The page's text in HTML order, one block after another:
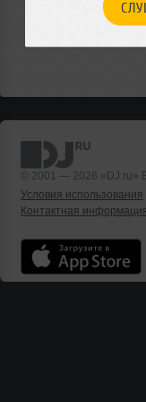
© 2001 — 2026 «DJ.ru»
Условия использования
Контактная